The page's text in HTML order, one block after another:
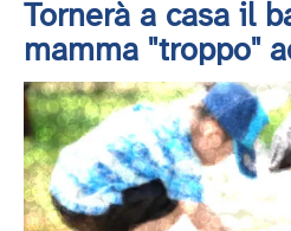
Tornerà a casa il
mamma "troppo"